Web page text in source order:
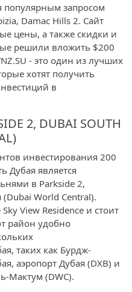
популярным запросом
Damac Hills 2. Сайт
цены, а также скидки и
решили вложить $200
- это один из лучших
хотят получить
в
2, DUBAI SOUTH
инвестирования 200
Дубая является
в Parkside 2,
World Central).
View Residence и стоит
район удобно
таких как Бурдж-
аэропорт Дубая (DXB) и
Мактум (DWC).